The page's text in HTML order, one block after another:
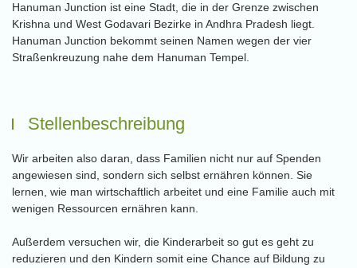
Hanuman Junction ist eine Stadt, die in der Grenze zwischen
Krishna und West Godavari Bezirke in Andhra Pradesh liegt.
Hanuman Junction bekommt seinen Namen wegen der vier
Straßenkreuzung nahe dem Hanuman Tempel.
Stellenbeschreibung
Wir arbeiten also daran, dass Familien nicht nur auf Spenden
angewiesen sind, sondern sich selbst ernähren können. Sie
lernen, wie man wirtschaftlich arbeitet und eine Familie auch mit
wenigen Ressourcen ernähren kann.
Außerdem versuchen wir, die Kinderarbeit so gut es geht zu
reduzieren und den Kindern somit eine Chance auf Bildung zu